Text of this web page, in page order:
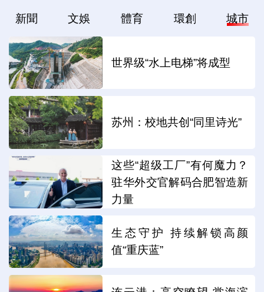
新聞 文娛 體育 環創 城市
世界级“水上电梯”将成型
苏州：校地共创“同里诗光”
这些“超级工厂”有何魔力？
驻华外交官解码合肥智造新
力量
生态守护 持续解锁高颜
值“重庆蓝”